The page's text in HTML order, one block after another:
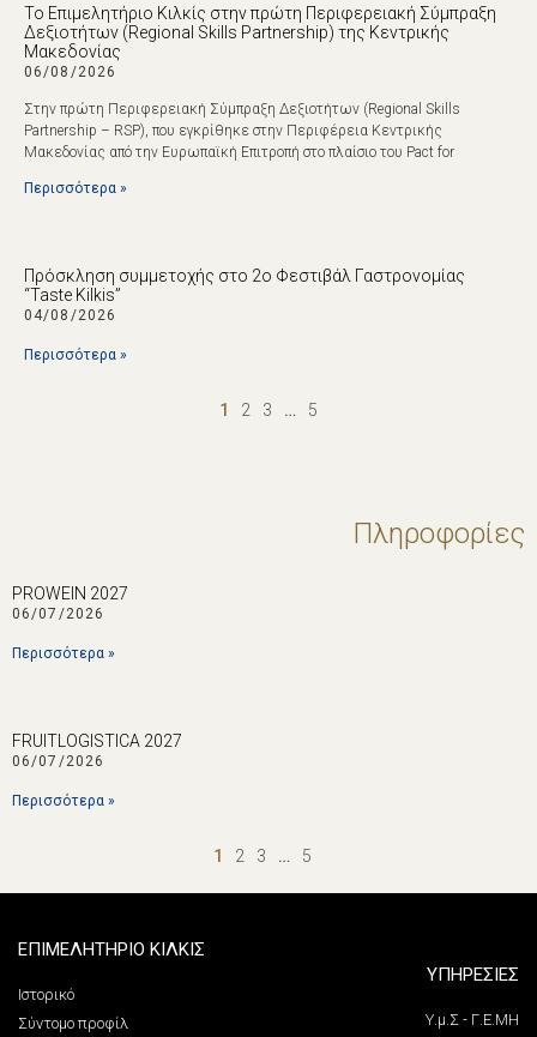
Το Επιμελητήριο Κιλκίς στην πρώτη Περιφερειακή Σύμπραξη
Δεξιοτήτων (Regional Skills Partnership) της Κεντρικής
Μακεδονίας
06/08/2026
Στην πρώτη Περιφερειακή Σύμπραξη Δεξιοτήτων (Regional Skills
Partnership – RSP), που εγκρίθηκε στην Περιφέρεια Κεντρικής
Μακεδονίας από την Ευρωπαϊκή Επιτροπή στο πλαίσιο του Pact for
Περισσότερα »
Πρόσκληση συμμετοχής στο 2ο Φεστιβάλ Γαστρονομίας
“Taste Kilkis”
04/08/2026
Περισσότερα »
1 2 3 … 5
Πληροφορίες
PROWEIN 2027
06/07/2026
Περισσότερα »
FRUITLOGISTICA 2027
06/07/2026
Περισσότερα »
1 2 3 … 5
ΕΠΙΜΕΛΗΤΗΡΙΟ ΚΙΛΚΙΣ
Ιστορικό
Σύντομο προφίλ
ΥΠΗΡΕΣΙΕΣ
Υ.μ.Σ - Γ.Ε.ΜΗ